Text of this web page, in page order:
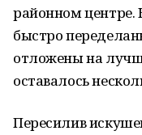
районном
быстро
отложены на
оставалось
Пересилив